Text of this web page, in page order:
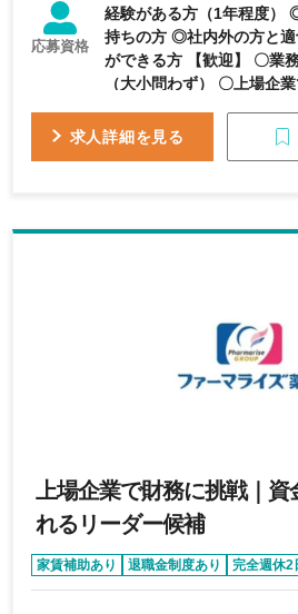
応募資格
経験がある方（1年程度）
持ちの方 ◎社内外の方と
ができる方 【歓迎】 〇業務改善のご経験がある方
（大小問わず） 〇上場企
〇キャッシュマネジメント
求人詳細を見る
上場企業で財務に挑戦｜資
れるリーダー候補
家賃補助あり 退職金制度あり
完全週休2
年間休日120日以上
上場企業